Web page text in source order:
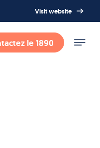
Visit website
le 1890